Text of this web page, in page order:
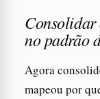
Consolidar
no padrão
Agora
mapeou por